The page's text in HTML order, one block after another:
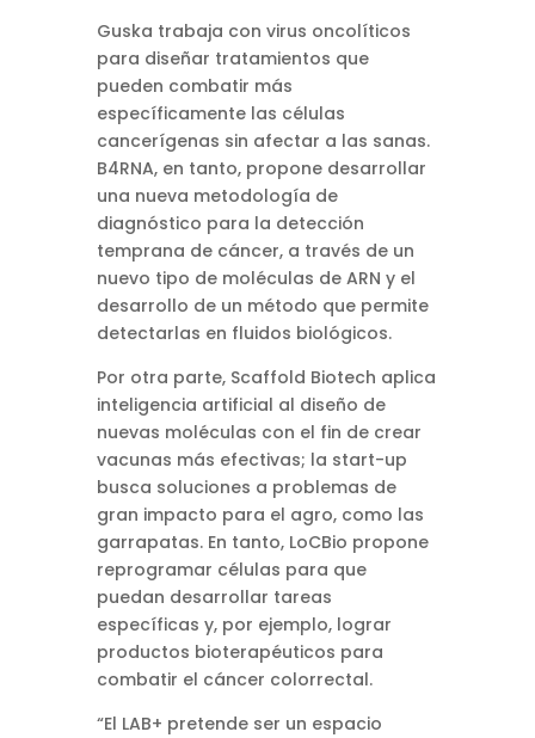
Guska trabaja con virus oncolíticos
para diseñar tratamientos que
pueden combatir más
específicamente las células
cancerígenas sin afectar a las sanas.
B4RNA, en tanto, propone desarrollar
una nueva metodología de
diagnóstico para la detección
temprana de cáncer, a través de un
nuevo tipo de moléculas de ARN y el
desarrollo de un método que permite
detectarlas en fluidos biológicos.
Por otra parte, Scaffold Biotech aplica
inteligencia artificial al diseño de
nuevas moléculas con el fin de crear
vacunas más efectivas; la start-up
busca soluciones a problemas de
gran impacto para el agro, como las
garrapatas. En tanto, LoCBio propone
reprogramar células para que
puedan desarrollar tareas
específicas y, por ejemplo, lograr
productos bioterapéuticos para
combatir el cáncer colorrectal.
“El LAB+ pretende ser un espacio